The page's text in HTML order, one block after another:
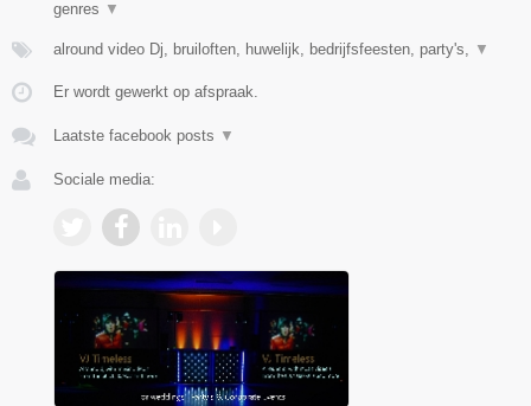
genres ▼
alround video Dj, bruiloften, huwelijk, bedrijfsfeesten, party's, ▼
Er wordt gewerkt op afspraak.
Laatste facebook posts ▼
Sociale media: